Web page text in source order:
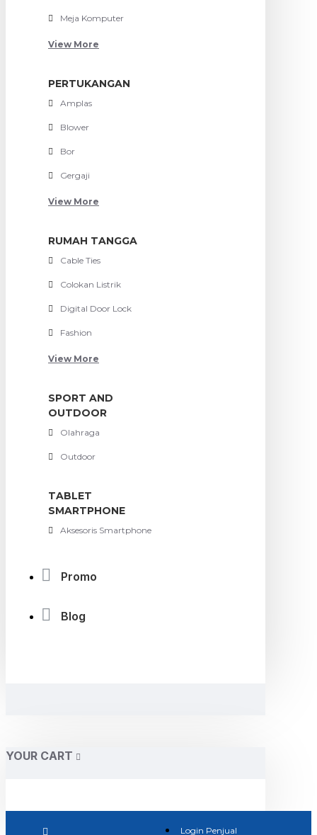
Meja Komputer
View More
PERTUKANGAN
Amplas
Blower
Bor
Gergaji
View More
RUMAH TANGGA
Cable Ties
Colokan Listrik
Digital Door Lock
Fashion
View More
SPORT AND
OUTDOOR
Olahraga
Outdoor
TABLET
SMARTPHONE
Aksesoris Smartphone
Promo
Blog
YOUR CART
Login Penjual